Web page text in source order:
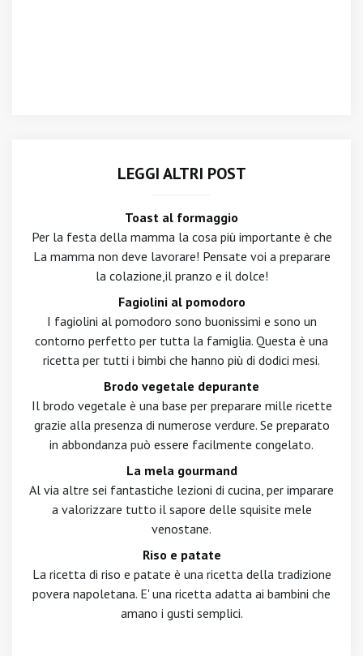
LEGGI ALTRI POST
Toast al formaggio
Per la festa della mamma la cosa più importante è che
La mamma non deve lavorare! Pensate voi a preparare
la colazione,il pranzo e il dolce!
Fagiolini al pomodoro
I fagiolini al pomodoro sono buonissimi e sono un
contorno perfetto per tutta la famiglia. Questa è una
ricetta per tutti i bimbi che hanno più di dodici mesi.
Brodo vegetale depurante
Il brodo vegetale è una base per preparare mille ricette
grazie alla presenza di numerose verdure. Se preparato
in abbondanza può essere facilmente congelato.
La mela gourmand
Al via altre sei fantastiche lezioni di cucina, per imparare
a valorizzare tutto il sapore delle squisite mele
venostane.
Riso e patate
La ricetta di riso e patate è una ricetta della tradizione
povera napoletana. E' una ricetta adatta ai bambini che
amano i gusti semplici.